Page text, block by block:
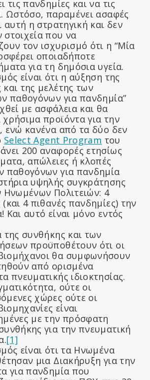
τις πανδημίες και να τις
Ωστόσο, παραμένει ασαφές
αυτή η στρατηγική και δεν
που να
τον ισχυρισμό ότι η “Μία
οποιαδήποτε
για τη δημόσια υγεία.
είναι ότι η αύξηση της
της μελέτης των
παθογόνων για πανδημία”
με ασφάλεια και θα
προϊόντα για την
ενώ κανένα από τα δύο δεν
Select Agent Program του
200 αναφορές ετησίως
απώλειες ή κλοπές
παθογόνων για πανδημία
υψηλής συγκράτησης
Ηνωμένων Πολιτειών: 4
4 πιθανές πανδημίες) την
Και αυτό είναι μόνο εντός
της συνθήκης και των
προϋποθέτουν ότι οι
θα συμφωνήσουν
από ορισμένα
πνευματικής ιδιοκτησίας.
ούτε οι
χώρες ούτε οι
είναι
με την πρόσφατη
για την πνευματική
[1]
είναι ότι τα Ηνωμένα
μια Διακήρυξη για την
για πανδημία που